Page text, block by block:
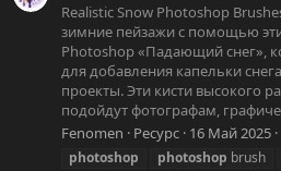
Realistic Snow Photoshop
зимние пейзажи с помощью
Photoshop «Падающий снег»,
для добавления капельки
проекты. Эти кисти высокого
подойдут фотографам,
Fenomen
Ресурс 16 Май 2025
photoshop
photoshop brush